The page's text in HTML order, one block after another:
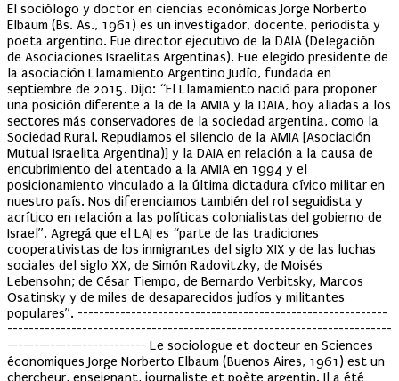
El sociólogo y doctor en ciencias económicas Jorge Norberto
Elbaum (Bs. As., 1961) es un investigador, docente, periodista y
poeta argentino. Fue director ejecutivo de la DAIA (Delegación
de Asociaciones Israelitas Argentinas). Fue elegido presidente de
la asociación Llamamiento Argentino Judío, fundada en
septiembre de 2015. Dijo: “El Llamamiento nació para proponer
una posición diferente a la de la AMIA y la DAIA, hoy aliadas a los
sectores más conservadores de la sociedad argentina, como la
Sociedad Rural. Repudiamos el silencio de la AMIA [Asociación
Mutual Israelita Argentina)] y la DAIA en relación a la causa de
encubrimiento del atentado a la AMIA en 1994 y el
posicionamiento vinculado a la última dictadura cívico militar en
nuestro país. Nos diferenciamos también del rol seguidista y
acrítico en relación a las políticas colonialistas del gobierno de
Israel”. Agregá que el LAJ es “parte de las tradiciones
cooperativistas de los inmigrantes del siglo XIX y de las luchas
sociales del siglo XX, de Simón Radovitzky, de Moisés
Lebensohn; de César Tiempo, de Bernardo Verbitsky, Marcos
Osatinsky y de miles de desaparecidos judíos y militantes
populares”. ----------------------------------------------------------
------------------------------------------------------------------------
-------------------------- Le sociologue et docteur en Sciences
économiques Jorge Norberto Elbaum (Buenos Aires, 1961) est un
chercheur, enseignant, journaliste et poète argentin. Il a été